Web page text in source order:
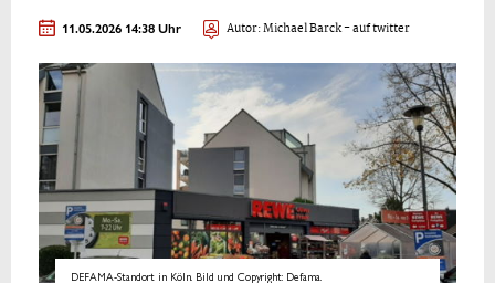
11.05.2026 14:38 Uhr Autor:Michael Barck- auf twitter
DEFAMA-Standort in Köln. Bild und Copyright: Defama.